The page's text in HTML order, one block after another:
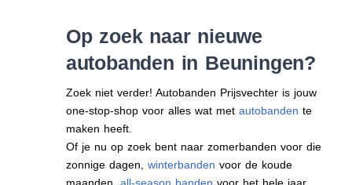
Op zoek naar nieuwe
autobanden in Beuningen?
Zoek niet verder! Autobanden Prijsvechter is jouw
one-stop-shop voor alles wat met autobanden te
maken heeft.
Of je nu op zoek bent naar zomerbanden voor die
zonnige dagen, winterbanden voor de koude